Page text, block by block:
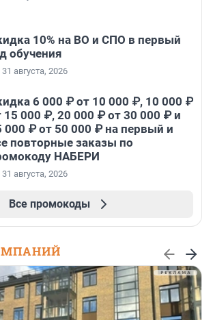
10% на ВО и СПО в первый
обучения
августа, 2026
6 000 ₽ от 10 000 ₽, 10 000 ₽
15 000 ₽, 20 000 ₽ от 30 000 ₽ и
000 ₽ от 50 000 ₽ на первый и
повторные заказы по
НАБЕРИ
августа, 2026
Все промокоды